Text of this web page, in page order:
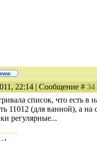
22:14 | Сообщение # 34
список, что есть в
11012 (для ванной), а
регулярные...